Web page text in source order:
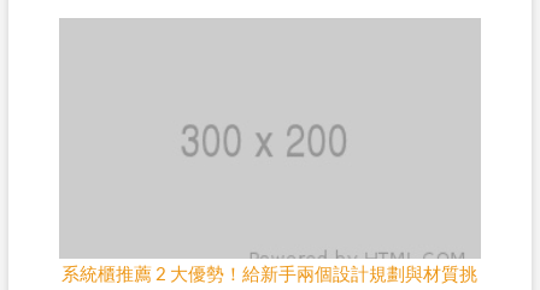
系統櫃推薦 2 大優勢！給新手兩個設計規劃與材質挑